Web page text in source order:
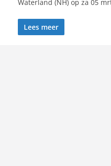
Waterland (NH) op za 05
Lees meer